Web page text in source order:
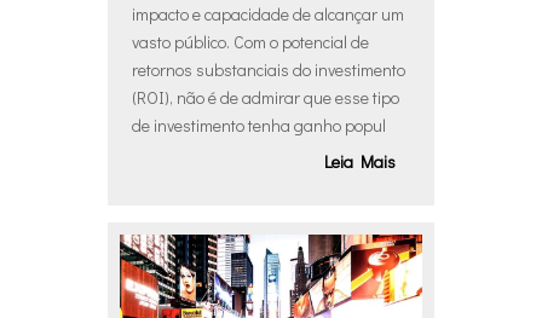
impacto e capacidade de alcançar um
vasto público. Com o potencial de
retornos substanciais do investimento
(ROI), não é de admirar que esse tipo
de investimento tenha ganho popul
Leia Mais